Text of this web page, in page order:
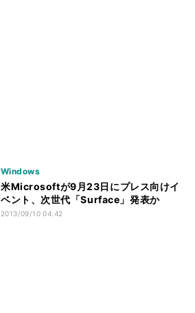
Windows
米Microsoftが9月23日にプレス向けイ
ベント、次世代「Surface」発表か
2013/09/10 04:42